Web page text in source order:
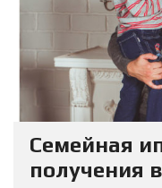
Семейная
получения